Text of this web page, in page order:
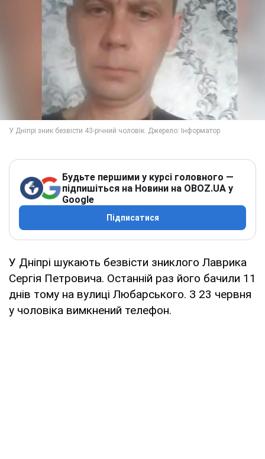
Будьте першими у курсі головного —
підпишіться на Новини на OBOZ.UA у
Google
Підписатися
У Дніпрі шукають безвісти зниклого Лаврика
Сергія Петровича. Останній раз його бачили 11
днів тому на вулиці Любарського. З 23 червня
у чоловіка вимкнений телефон.